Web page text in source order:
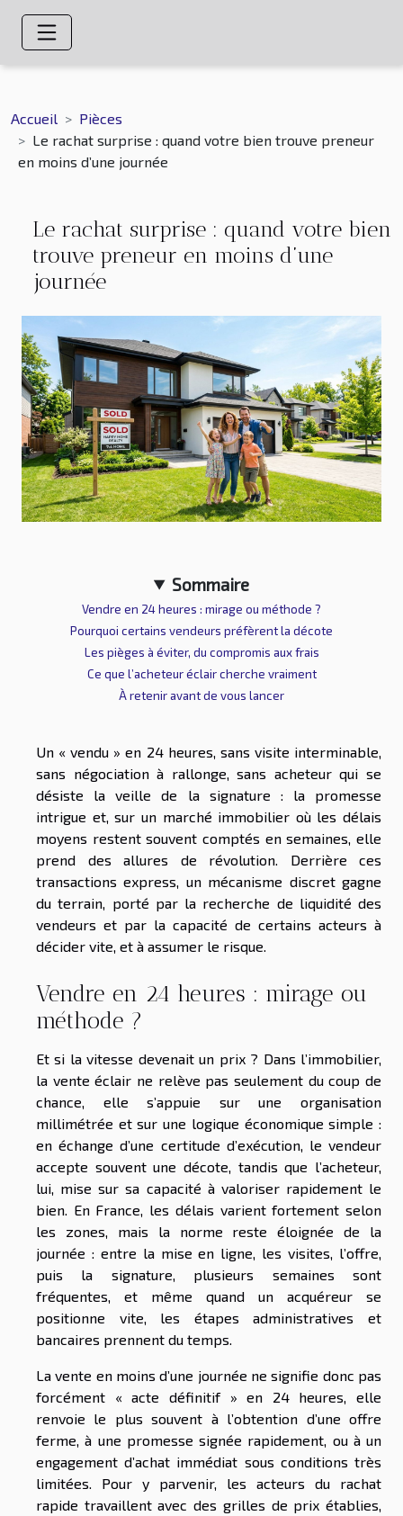
Accueil
Pièces
Le rachat surprise : quand votre bien trouve preneur
en moins d’une journée
Le rachat surprise : quand votre bien
trouve preneur en moins d’une
journée
Sommaire
Vendre en 24 heures : mirage ou méthode ?
Pourquoi certains vendeurs préfèrent la décote
Les pièges à éviter, du compromis aux frais
Ce que l’acheteur éclair cherche vraiment
À retenir avant de vous lancer
Un « vendu » en 24 heures, sans visite interminable,
sans négociation à rallonge, sans acheteur qui se
désiste la veille de la signature : la promesse
intrigue et, sur un marché immobilier où les délais
moyens restent souvent comptés en semaines, elle
prend des allures de révolution. Derrière ces
transactions express, un mécanisme discret gagne
du terrain, porté par la recherche de liquidité des
vendeurs et par la capacité de certains acteurs à
décider vite, et à assumer le risque.
Vendre en 24 heures : mirage ou
méthode ?
Et si la vitesse devenait un prix ? Dans l’immobilier,
la vente éclair ne relève pas seulement du coup de
chance, elle s’appuie sur une organisation
millimétrée et sur une logique économique simple :
en échange d’une certitude d’exécution, le vendeur
accepte souvent une décote, tandis que l’acheteur,
lui, mise sur sa capacité à valoriser rapidement le
bien. En France, les délais varient fortement selon
les zones, mais la norme reste éloignée de la
journée : entre la mise en ligne, les visites, l’offre,
puis la signature, plusieurs semaines sont
fréquentes, et même quand un acquéreur se
positionne vite, les étapes administratives et
bancaires prennent du temps.
La vente en moins d’une journée ne signifie donc pas
forcément « acte définitif » en 24 heures, elle
renvoie le plus souvent à l’obtention d’une offre
ferme, à une promesse signée rapidement, ou à un
engagement d’achat immédiat sous conditions très
limitées. Pour y parvenir, les acteurs du rachat
rapide travaillent avec des grilles de prix établies,